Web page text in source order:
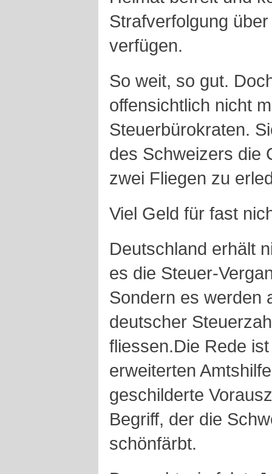
Strafverfolgung
verfügen.
So weit, so gut.
offensichtlich nicht
Steuerbürokraten.
des Schweizers die
zwei Fliegen zu
Viel Geld für fast
Deutschland erhält
es die Steuer-
Sondern es werden
deutscher
fliessen.Die Rede
erweiterten
geschilderte
Begriff, der die
schönfärbt.